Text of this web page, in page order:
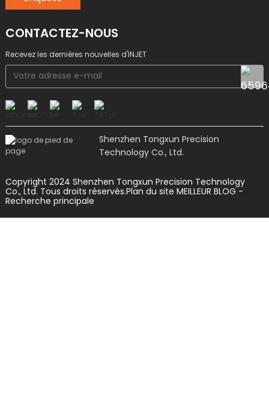
CONTACTEZ-NOUS
Recevez les dernières nouvelles d'INJET
Shenzhen Tongxun Precision
Technology Co., Ltd.
Copyright 2024 Shenzhen Tongxun Precision Technology
Co., Ltd. Tous droits réservés.Plan du site MEILLEUR BLOG -
Recherche principale